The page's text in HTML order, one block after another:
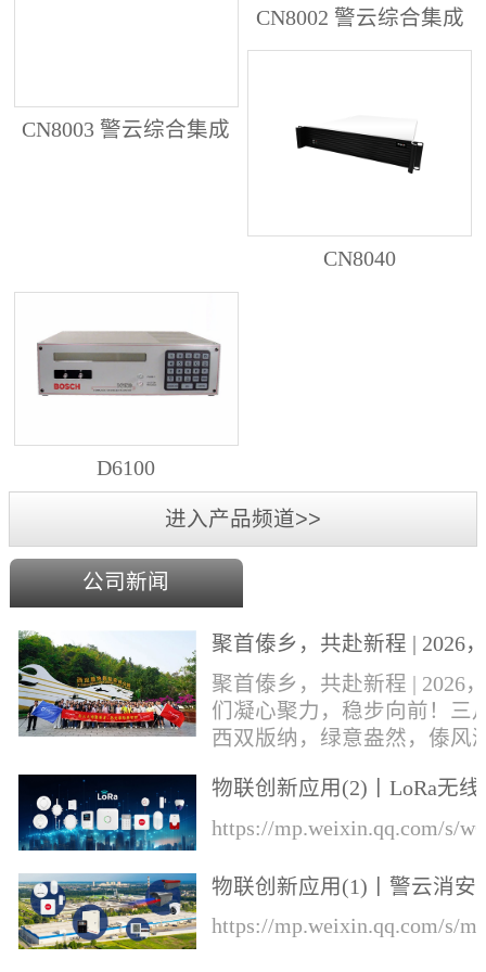
CN8003 警云综合集成
CN8002 警云综合集成
CN8040
D6100
进入产品频道>>
公司新闻
聚首傣乡，共赴新程 | 2026
们凝心聚力，稳步向前！
聚首傣乡，共赴新程 | 2026
们凝心聚力，稳步向前！三
西双版纳，绿意盎然，傣风
风中肆意绽放。丛文&华际
成员奔赴这片雨林热土，开
一场集年会盛典、团建游玩
业培训于一体的专属旅程！
才，展宏图，盛宴锚定前行
向本次旅程的开篇，便迎来
物联创新应用(2)丨LoRa无线
知的综合解决方案
https://mp.weixin.qq.com/s/
物联创新应用(1)丨警云消安
一体预警解决方案
https://mp.weixin.qq.com/s/